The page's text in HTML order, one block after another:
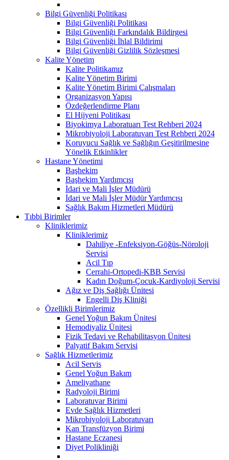
Bilgi Güvenliği Politikası
Bilgi Güvenliği Politikası
Bilgi Güvenliği Farkındalık Bildirgesi
Bilgi Güvenliği İhlal Bildirimi
Bilgi Güvenliği Gizlilik Sözleşmesi
Kalite Yönetim
Kalite Politikamız
Kalite Yönetim Birimi
Kalite Yönetim Birimi Çalışmaları
Organizasyon Yapısı
Özdeğerlendirme Planı
El Hijyeni Politikası
Biyokimya Laboratuarı Test Rehberi 2024
Mikrobiyoloji Laboratuvarı Test Rehberi 2024
Koruyucu Sağlık ve Sağlığın Geşitirilmesine
Yönelik Etkinlikler
Hastane Yönetimi
Başhekim
Başhekim Yardımcısı
İdari ve Mali İşler Müdürü
İdari ve Mali İşler Müdür Yardımcısı
Sağlık Bakım Hizmetleri Müdürü
Tıbbi Birimler
Kliniklerimiz
Kliniklerimiz
Dahiliye -Enfeksiyon-Göğüs-Nöroloji
Servisi
Acil Tıp
Cerrahi-Ortopedi-KBB Servisi
Kadın Doğum-Çocuk-Kardiyoloji Servisi
Ağız ve Diş Sağlığı Ünitesi
Engelli Diş Kliniği
Özellikli Birimlerimiz
Genel Yoğun Bakım Ünitesi
Hemodiyaliz Ünitesi
Fizik Tedavi ve Rehabilitasyon Ünitesi
Palyatif Bakım Servisi
Sağlık Hizmetlerimiz
Acil Servis
Genel Yoğun Bakım
Ameliyathane
Radyoloji Birimi
Laboratuvar Birimi
Evde Sağlık Hizmetleri
Mikrobiyoloji Laboratuvarı
Kan Transfüzyon Birimi
Hastane Eczanesi
Diyet Polikliniği